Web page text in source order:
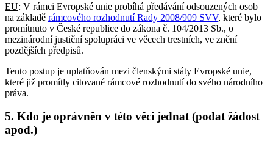
EU: V rámci Evropské unie probíhá předávání odsouzených osob
na základě rámcového rozhodnutí Rady 2008/909 SVV, které bylo
promítnuto v České republice do zákona č. 104/2013 Sb., o
mezinárodní justiční spolupráci ve věcech trestních, ve znění
pozdějších předpisů.
Tento postup je uplatňován mezi členskými státy Evropské unie,
které již promítly citované rámcové rozhodnutí do svého národního
práva.
5. Kdo je oprávněn v této věci jednat (podat žádost
apod.)